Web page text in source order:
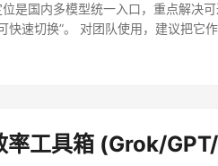
是国内多模型统一入口，重点解决
快速切换”。 对团队使用，建议把它
...
率工具箱 (Grok/